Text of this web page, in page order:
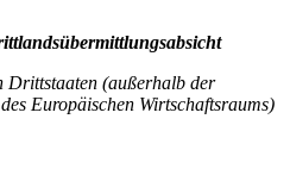
Drittstaaten (außerhalb der
Europäischen Wirtschaftsraums)